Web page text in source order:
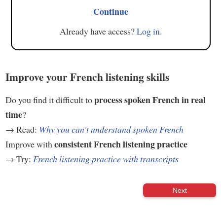
Continue
Already have access?Log in.
Improve your French listening skills
Do you find it difficult toprocess spoken French in real
time?
→ Read: Why you can't understand spoken French
Improve with consistent French listening practice
→ Try: French listening practice with transcripts
Next